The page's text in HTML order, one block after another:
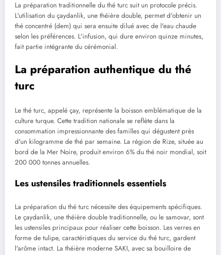
La préparation traditionnelle du thé turc suit un protocole précis.
L'utilisation du çaydanlik, une théière double, permet d'obtenir un
thé concentré (dem) qui sera ensuite dilué avec de l'eau chaude
selon les préférences. L'infusion, qui dure environ quinze minutes,
fait partie intégrante du cérémonial.
La préparation authentique du thé
turc
Le thé turc, appelé çay, représente la boisson emblématique de la
culture turque. Cette tradition nationale se reflète dans la
consommation impressionnante des familles qui dégustent près
d'un kilogramme de thé par semaine. La région de Rize, située au
bord de la Mer Noire, produit environ 6% du thé noir mondial, soit
200 000 tonnes annuelles.
Les ustensiles traditionnels essentiels
La préparation du thé turc nécessite des équipements spécifiques.
Le çaydanlik, une théière double traditionnelle, ou le samovar, sont
les ustensiles principaux pour réaliser cette boisson. Les verres en
forme de tulipe, caractéristiques du service du thé turc, gardent
l'arôme intact. La théière moderne SAKI, avec sa bouilloire de